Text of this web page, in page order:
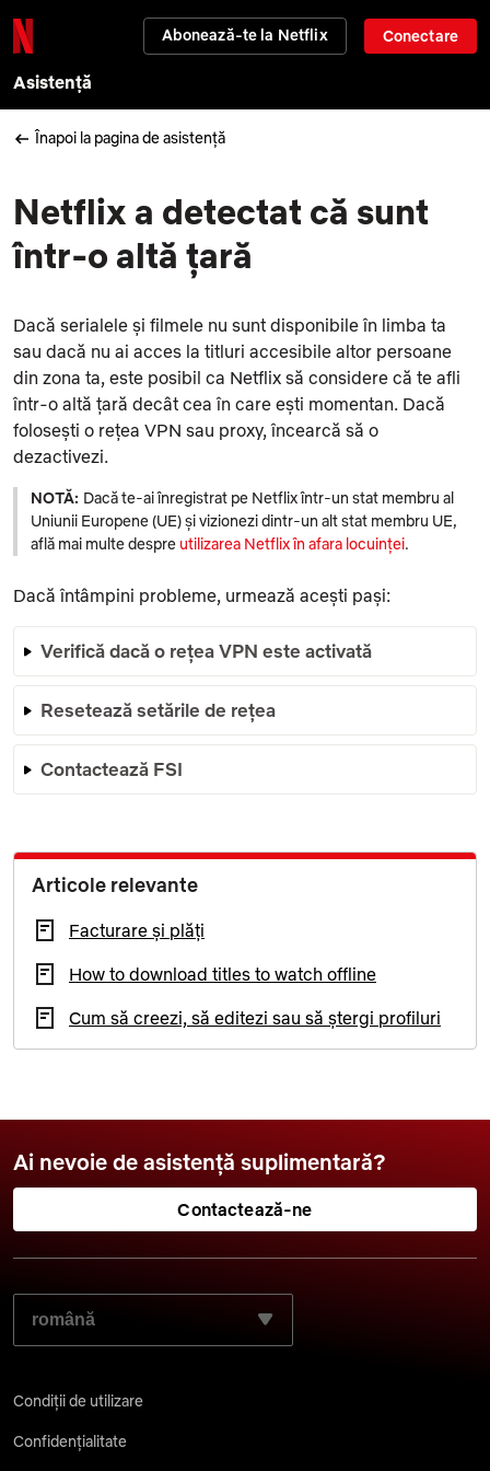
Abonează-te la Netflix Conectare
Asistență
Înapoi la pagina de asistență
Netflix a detectat că sunt
într-o altă țară
Dacă serialele și filmele nu sunt disponibile în limba ta
sau dacă nu ai acces la titluri accesibile altor persoane
din zona ta, este posibil ca Netflix să considere că te afli
într-o altă țară decât cea în care ești momentan. Dacă
folosești o rețea VPN sau proxy, încearcă să o
dezactivezi.
NOTĂ: Dacă te-ai înregistrat pe Netflix într-un stat membru al
Uniunii Europene (UE) și vizionezi dintr-un alt stat membru UE,
află mai multe despre utilizarea Netflix în afara locuinței.
Dacă întâmpini probleme, urmează acești pași:
Verifică dacă o rețea VPN este activată
Resetează setările de rețea
Contactează FSI
Articole relevante
Facturare și plăți
How to download titles to watch offline
Cum să creezi, să editezi sau să ștergi profiluri
Ai nevoie de asistență suplimentară?
Contactează-ne
SELECTEAZĂ LIMBA DORITĂ:
Condiții de utilizare
Confidențialitate